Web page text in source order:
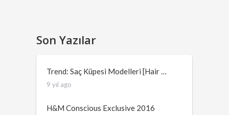
Son Yazılar
Trend: Saç Küpesi Modelleri [Hair …
9 yıl ago
H&M Conscious Exclusive 2016